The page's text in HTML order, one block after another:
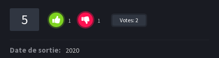
5 1 1 Votes: 2
Date de sortie: 2020